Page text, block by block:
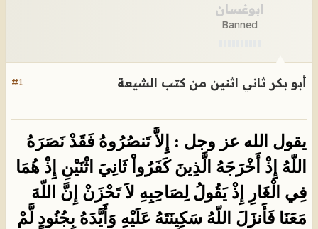
ابوغسان
Banned
#1 أبو بكر ثاني اثنين من كتب الشيعة
يقول الله عز وجل : إِلاَّ تَنصُرُوهُ فَقَدْ نَصَرَهُ
اللّهُ إِذْ أَخْرَجَهُ الَّذِينَ كَفَرُواْ ثَانِيَ اثْنَيْنِ إِذْ هُمَا
فِي الْغَارِ إِذْ يَقُولُ لِصَاحِبِهِ لاَ تَحْزَنْ إِنَّ اللّهَ
مَعَنَا فَأَنزَلَ اللّهُ سَكِينَتَهُ عَلَيْهِ وَأَيَّدَهُ بِجُنُودٍ لَّمْ